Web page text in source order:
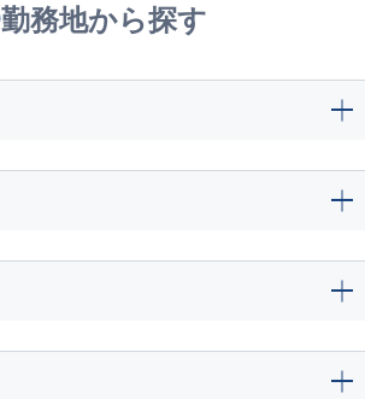
勤務地から探す